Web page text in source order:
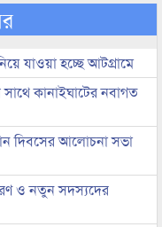
যাওয়া হচ্ছে আটগ্রামে
কানাইঘাটের নবাগত
দিবসের আলোচনা সভা
ও নতুন সদস্যদের